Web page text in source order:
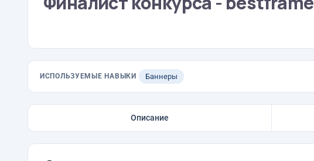
ИСПОЛЬЗУЕМЫЕ НАВЫКИ Баннеры
Описание